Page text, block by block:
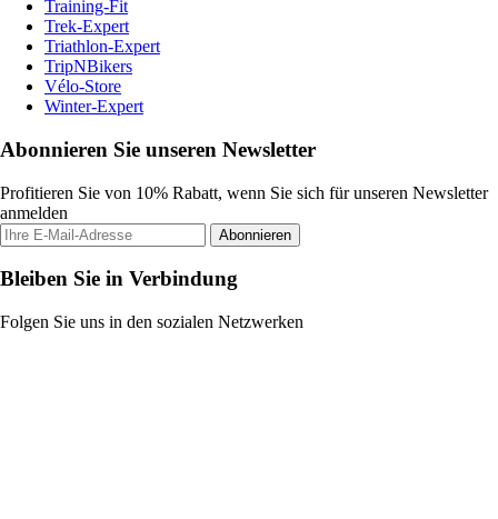
Training-Fit
Trek-Expert
Triathlon-Expert
TripNBikers
Vélo-Store
Winter-Expert
Abonnieren Sie unseren Newsletter
Profitieren Sie von 10% Rabatt, wenn Sie sich für unseren Newsletter
anmelden
Abonnieren
Bleiben Sie in Verbindung
Folgen Sie uns in den sozialen Netzwerken